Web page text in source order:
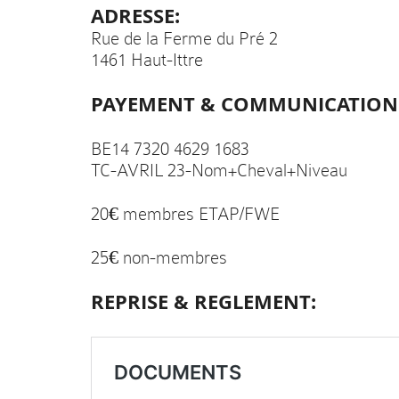
ADRESSE:
Rue de la Ferme du Pré 2
1461 Haut-Ittre
PAYEMENT &
BE14 7320 4629 1683
TC-AVRIL 23-Nom+Cheval+Niveau
20€ membres ETAP/FWE
25€ non-membres
REPRISE & REGLEMENT: